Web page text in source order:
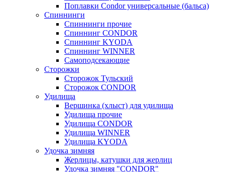
Поплавки Condor универсальные (бальса)
Спиннинги
Спиннинги прочие
Спиннинг CONDOR
Спиннинг KYODA
Спиннинг WINNER
Самоподсекающие
Сторожки
Сторожок Тульский
Сторожок CONDOR
Удилища
Вершинка (хлыст) для удилища
Удилищa прочие
Удилища CONDOR
Удилища WINNER
Удилища KYODA
Удочка зимняя
Жерлицы, катушки для жерлиц
Удочка зимняя "CONDOR"